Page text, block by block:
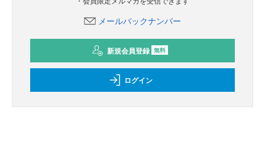
メールバックナンバー
新規会員登録 無料
ログイン